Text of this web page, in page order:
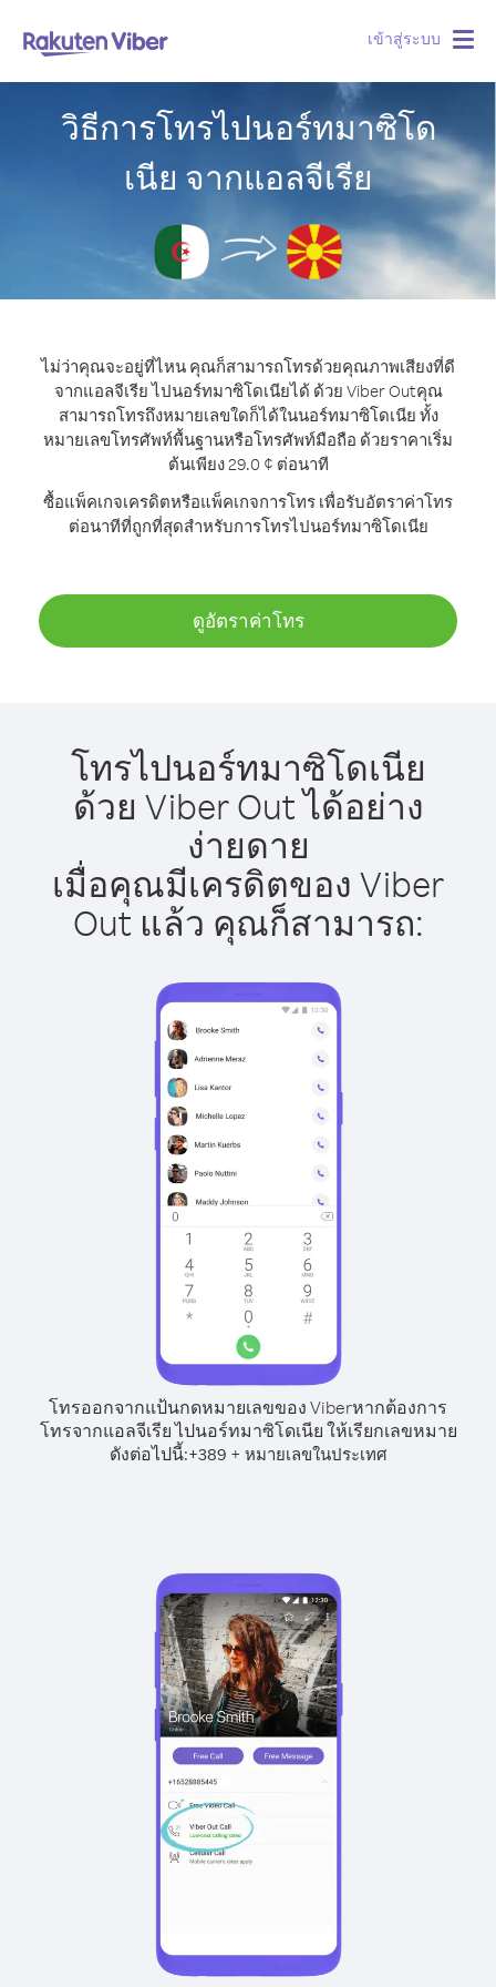
เข้าสู่ระบบ
วิธีการโทรไปนอร์ทมาซิโด
เนีย จากแอลจีเรีย
ไม่ว่าคุณจะอยู่ที่ไหน คุณก็สามารถโทรด้วยคุณภาพเสียงที่ดี
จากแอลจีเรีย ไปนอร์ทมาซิโดเนียได้ ด้วย Viber Outคุณ
สามารถโทรถึงหมายเลขใดก็ได้ในนอร์ทมาซิโดเนีย ทั้ง
หมายเลขโทรศัพท์พื้นฐานหรือโทรศัพท์มือถือ ด้วยราคาเริ่ม
ต้นเพียง 29.0 ¢ ต่อนาที
ซื้อแพ็คเกจเครดิตหรือแพ็คเกจการโทร เพื่อรับอัตราค่าโทร
ต่อนาทีที่ถูกที่สุดสำหรับการโทรไปนอร์ทมาซิโดเนีย
ดูอัตราค่าโทร
โทรไปนอร์ทมาซิโดเนีย
ด้วย Viber Out ได้อย่าง
ง่ายดาย
เมื่อคุณมีเครดิตของ Viber
Out แล้ว คุณก็สามารถ:
โทรออกจากแป้นกดหมายเลขของ Viberหากต้องการ
โทรจากแอลจีเรีย ไปนอร์ทมาซิโดเนีย ให้เรียกเลขหมาย
ดังต่อไปนี้:+389 + หมายเลขในประเทศ